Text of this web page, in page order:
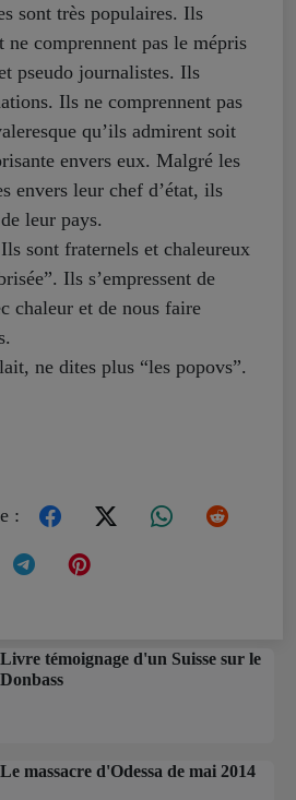
sont très populaires. Ils
ne comprennent pas le mépris
pseudo journalistes. Ils
Ils ne comprennent pas
qu’ils admirent soit
envers eux. Malgré les
envers leur chef d’état, ils
leur pays.
sont fraternels et chaleureux
Ils s’empressent de
chaleur et de nous faire
ne dites plus “les popovs”.
:
Livre témoignage d'un Suisse sur le
Donbass
Le massacre d'Odessa de mai 2014